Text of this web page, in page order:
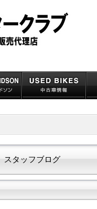
タッフブログ